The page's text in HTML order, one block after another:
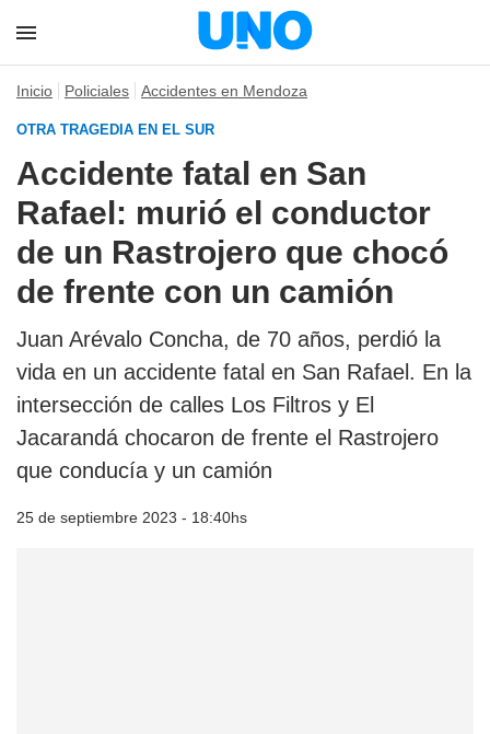
Inicio Policiales Accidentes en Mendoza
OTRA TRAGEDIA EN EL SUR
Accidente fatal en San
Rafael: murió el conductor
de un Rastrojero que chocó
de frente con un camión
Juan Arévalo Concha, de 70 años, perdió la
vida en un accidente fatal en San Rafael. En la
intersección de calles Los Filtros y El
Jacarandá chocaron de frente el Rastrojero
que conducía y un camión
25 de septiembre 2023 - 18:40hs